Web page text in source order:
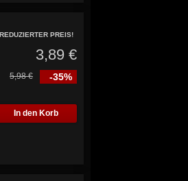
REDUZIERTER PREIS!
3,89 €
-35%
5,98 €
In den Korb